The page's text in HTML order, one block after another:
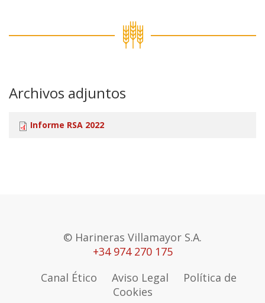
Archivos adjuntos
Informe RSA 2022
© Harineras Villamayor S.A.
+34 974 270 175
Canal Ético
Aviso Legal
Política de
Cookies